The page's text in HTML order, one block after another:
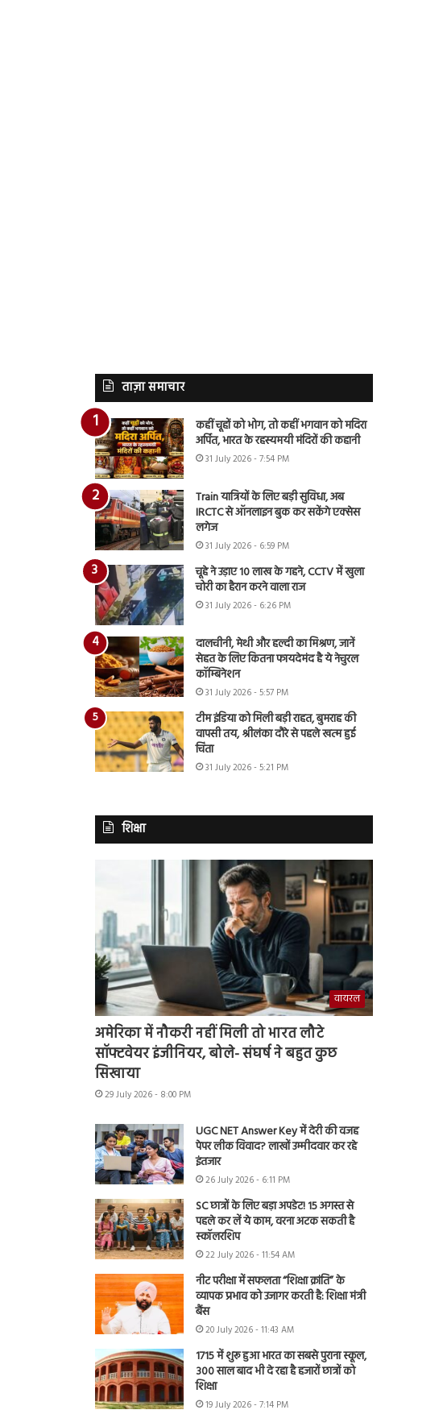
ताज़ा समाचार
कहीं चूहों को भोग, तो कहीं भगवान को मदिरा
अर्पित, भारत के रहस्यमयी मंदिरों की कहानी
31 July 2026 - 7:54 PM
Train यात्रियों के लिए बड़ी सुविधा, अब
IRCTC से ऑनलाइन बुक कर सकेंगे एक्सेस
लगेज
31 July 2026 - 6:59 PM
चूहे ने उड़ाए 10 लाख के गहने, CCTV में खुला
चोरी का हैरान करने वाला राज
31 July 2026 - 6:26 PM
दालचीनी, मेथी और हल्दी का मिश्रण, जानें
सेहत के लिए कितना फायदेमंद है ये नेचुरल
कॉम्बिनेशन
31 July 2026 - 5:57 PM
टीम इंडिया को मिली बड़ी राहत, बुमराह की
वापसी तय, श्रीलंका दौरे से पहले खत्म हुई
चिंता
31 July 2026 - 5:21 PM
शिक्षा
वायरल
अमेरिका में नौकरी नहीं मिली तो भारत लौटे
सॉफ्टवेयर इंजीनियर, बोले- संघर्ष ने बहुत कुछ
सिखाया
29 July 2026 - 8:00 PM
UGC NET Answer Key में देरी की वजह
पेपर लीक विवाद? लाखों उम्मीदवार कर रहे
इंतजार
26 July 2026 - 6:11 PM
SC छात्रों के लिए बड़ा अपडेट! 15 अगस्त से
पहले कर लें ये काम, वरना अटक सकती है
स्कॉलरशिप
22 July 2026 - 11:54 AM
नीट परीक्षा में सफलता “शिक्षा क्रांति” के
व्यापक प्रभाव को उजागर करती है: शिक्षा मंत्री
बैंस
20 July 2026 - 11:43 AM
1715 में शुरू हुआ भारत का सबसे पुराना स्कूल,
300 साल बाद भी दे रहा है हजारों छात्रों को
शिक्षा
19 July 2026 - 7:14 PM